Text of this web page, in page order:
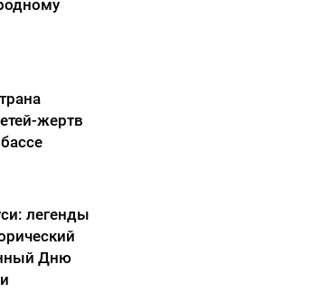
жертв
легенды
Дню